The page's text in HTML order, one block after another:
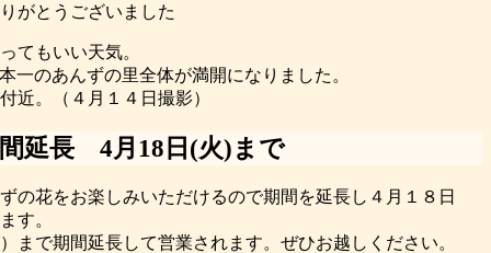
がとうございました
てもいい天気。
のあんずの里全体が満開になりました。
近。（４月１４日撮影）
間延長 4月18日(火)まで
の花をお楽しみいただけるので期間を延長し４月１８日
す。
まで期間延長して営業されます。ぜひお越しください。